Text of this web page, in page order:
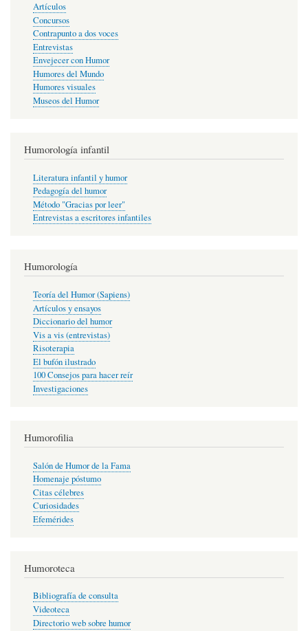
Artículos
Concursos
Contrapunto a dos voces
Entrevistas
Envejecer con Humor
Humores del Mundo
Humores visuales
Museos del Humor
Humorología infantil
Literatura infantil y humor
Pedagogía del humor
Método "Gracias por leer"
Entrevistas a escritores infantiles
Humorología
Teoría del Humor (Sapiens)
Artículos y ensayos
Diccionario del humor
Vis a vis (entrevistas)
Risoterapia
El bufón ilustrado
100 Consejos para hacer reír
Investigaciones
Humorofilia
Salón de Humor de la Fama
Homenaje póstumo
Citas célebres
Curiosidades
Efemérides
Humoroteca
Bibliografía de consulta
Videoteca
Directorio web sobre humor